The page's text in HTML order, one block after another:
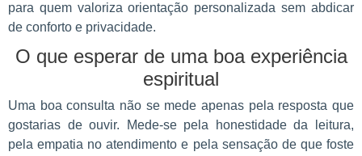
para quem valoriza orientação personalizada sem abdicar
de conforto e privacidade.
O que esperar de uma boa experiência
espiritual
Uma boa consulta não se mede apenas pela resposta que
gostarias de ouvir. Mede-se pela honestidade da leitura,
pela empatia no atendimento e pela sensação de que foste